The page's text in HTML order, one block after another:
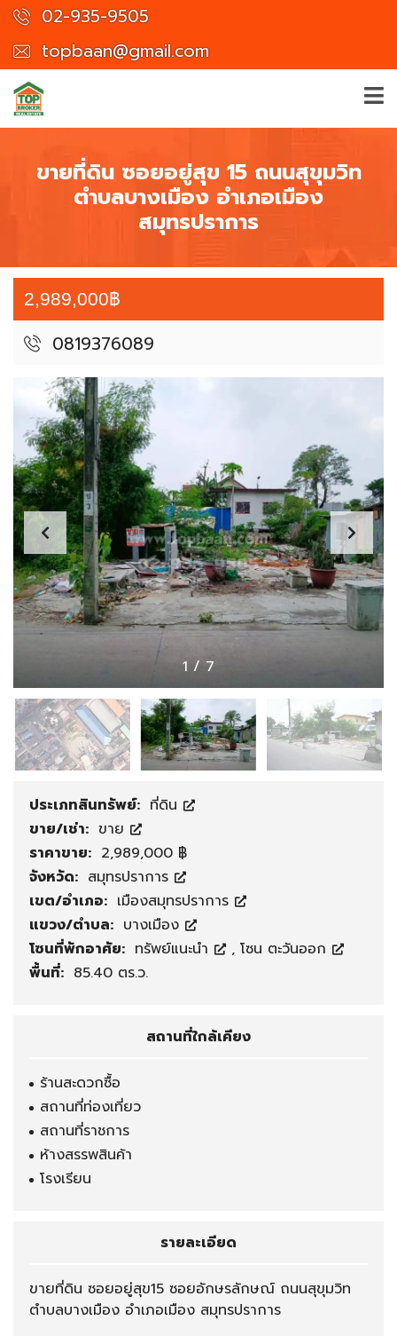
02-935-9505
topbaan@gmail.com
ขายที่ดิน ซอยอยู่สุข 15 ถนนสุขุมวิท
ตำบลบางเมือง อำเภอเมือง
สมุทรปราการ
2,989,000฿
0819376089
1 /7
ประเภทสินทรัพย์: ที่ดิน
ขาย/เช่า: ขาย
ราคาขาย: 2,989,000 ฿
จังหวัด: สมุทรปราการ
เขต/อำเภอ: เมืองสมุทรปราการ
แขวง/ตำบล: บางเมือง
โซนที่พักอาศัย: ทรัพย์แนะนำ , โซน ตะวันออก
พื้นที่: 85.40 ตร.ว.
สถานที่ใกล้เคียง
ร้านสะดวกซื้อ
สถานที่ท่องเที่ยว
สถานที่ราชการ
ห้างสรรพสินค้า
โรงเรียน
รายละเอียด
ขายที่ดิน ซอยอยู่สุข15 ซอยอักษรลักษณ์ ถนนสุขุมวิท
ตำบลบางเมือง อำเภอเมือง สมุทรปราการ